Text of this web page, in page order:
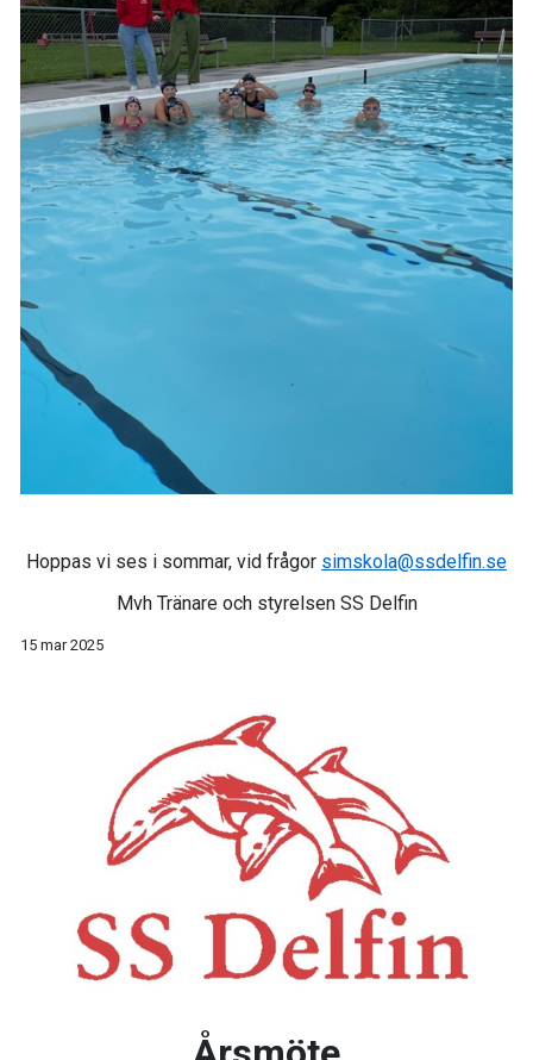
Hoppas vi ses i sommar, vid frågor simskola@ssdelfin.se
Mvh Tränare och styrelsen SS Delfin
15 mar 2025